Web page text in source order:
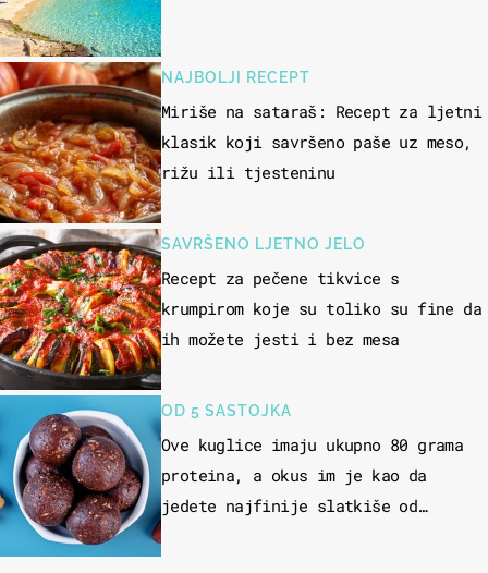
NAJBOLJI RECEPT
Miriše na sataraš: Recept za ljetni
klasik koji savršeno paše uz meso,
rižu ili tjesteninu
SAVRŠENO LJETNO JELO
Recept za pečene tikvice s
krumpirom koje su toliko su fine da
ih možete jesti i bez mesa
OD 5 SASTOJKA
Ove kuglice imaju ukupno 80 grama
proteina, a okus im je kao da
jedete najfinije slatkiše od